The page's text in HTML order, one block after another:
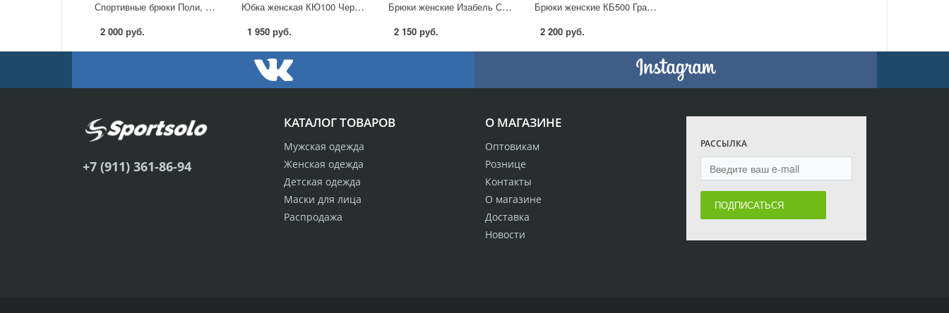
Спортивные брюки Поли, темно синие
2 000 руб.
Юбка женская КЮ100 Черный
1 950 руб.
Брюки женские Изабель С045 Джинс
2 150 руб.
Брюки женские КБ500 Графит
2 200 руб.
О МАГАЗИНЕ
Оптовикам
Рознице
Контакты
О магазине
Доставка
Новости
КАТАЛОГ ТОВАРОВ
Мужская одежда
Женская одежда
Детская одежда
Маски для лица
Распродажа
РАССЫЛКА
ПОДПИСАТЬСЯ
+7 (911) 361-86-94